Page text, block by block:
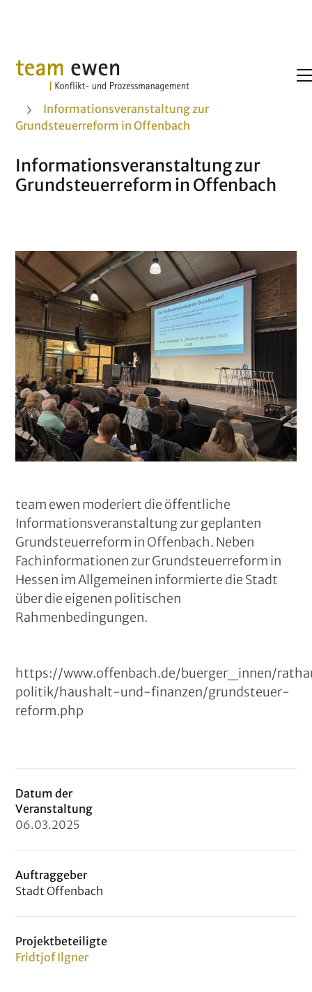
Projekte
Informationsveranstaltung zur
Grundsteuerreform in Offenbach
Informationsveranstaltung zur
Grundsteuerreform in Offenbach
team ewen moderiert die öffentliche
Informationsveranstaltung zur geplanten
Grundsteuerreform in Offenbach. Neben
Fachinformationen zur Grundsteuerreform in
Hessen im Allgemeinen informierte die Stadt
über die eigenen politischen
Rahmenbedingungen.
https://www.offenbach.de/buerger_innen/
politik/haushalt-und-finanzen/grundsteuer-
reform.php
Datum der
Veranstaltung
06.03.2025
Auftraggeber
Stadt Offenbach
Projektbeteiligte
Fridtjof Ilgner